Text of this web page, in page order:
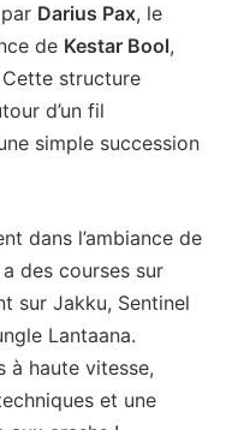
Darius Pax, le
de Kestar Bool,
structure
d’un fil
simple succession
dans l’ambiance de
a des courses sur
sur Jakku, Sentinel
Lantaana.
à haute vitesse,
et une